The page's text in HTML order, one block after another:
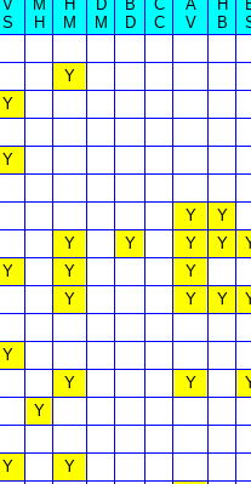
V
S
M
H
H
M
D
M
B
D
C
C
A
V
H
B
Y
Y
Y
Y Y
Y Y Y Y
Y Y Y
Y Y Y
Y
Y Y
Y
Y Y